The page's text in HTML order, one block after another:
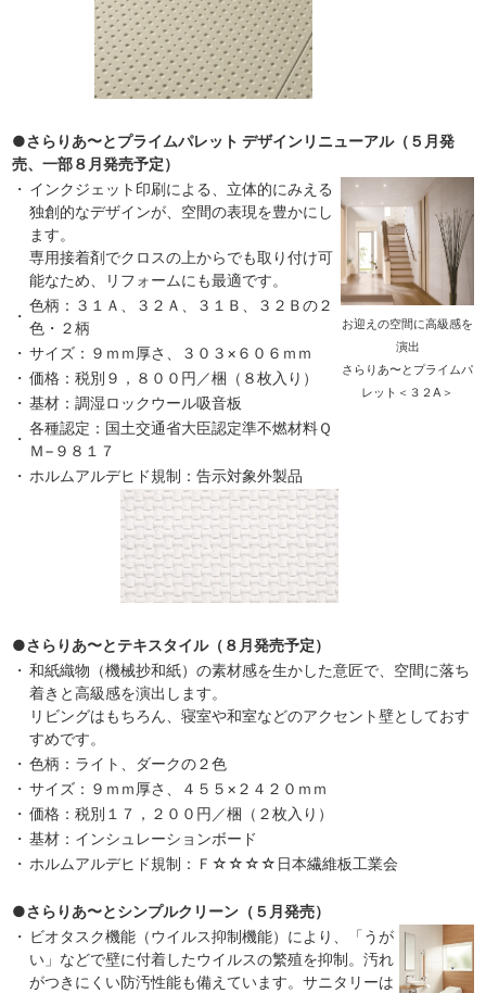
●さらりあ〜とプライムパレット デザインリニューアル（５月発
売、一部８月発売予定）
・ インクジェット印刷による、立体的にみえる
独創的なデザインが、空間の表現を豊かにし
ます。
専用接着剤でクロスの上からでも取り付け可
能なため、リフォームにも最適です。
お迎えの空間に高級感を
演出
さらりあ〜とプライムパ
レット＜３２A＞
・
色柄：３１Ａ、３２Ａ、３１Ｂ、３２Ｂの２
色・２柄
・ サイズ：９ｍｍ厚さ、３０３×６０６ｍｍ
・ 価格：税別９，８００円／梱（８枚入り）
・ 基材：調湿ロックウール吸音板
・
各種認定：国土交通省大臣認定準不燃材料Ｑ
Ｍ−９８１７
・ ホルムアルデヒド規制：告示対象外製品
●さらりあ〜とテキスタイル（８月発売予定）
・ 和紙織物（機械抄和紙）の素材感を生かした意匠で、空間に落ち
着きと高級感を演出します。
リビングはもちろん、寝室や和室などのアクセント壁としておす
すめです。
・ 色柄：ライト、ダークの２色
・ サイズ：９ｍｍ厚さ、４５５×２４２０ｍｍ
・ 価格：税別１７，２００円／梱（２枚入り）
・ 基材：インシュレーションボード
・ ホルムアルデヒド規制：Ｆ☆☆☆☆日本繊維板工業会
●さらりあ〜とシンプルクリーン（５月発売）
・ ビオタスク機能（ウイルス抑制機能）により、「うが
い」などで壁に付着したウイルスの繁殖を抑制。汚れ
がつきにくい防汚性能も備えています。サニタリーは